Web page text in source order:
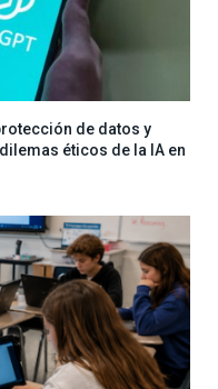
de datos y
éticos de la IA en